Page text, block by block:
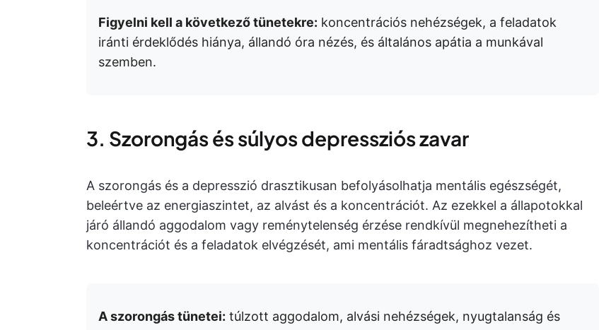
Figyelni kell a következő tünetekre: koncentrációs nehézségek, a feladatok
iránti érdeklődés hiánya, állandó óra nézés, és általános apátia a munkával
szemben.
3. Szorongás és súlyos depressziós zavar
A szorongás és a depresszió drasztikusan befolyásolhatja mentális egészségét,
beleértve az energiaszintet, az alvást és a koncentrációt. Az ezekkel a állapotokkal
járó állandó aggodalom vagy reménytelenség érzése rendkívül megnehezítheti a
koncentrációt és a feladatok elvégzését, ami mentális fáradtsághoz vezet.
A szorongás tünetei: túlzott aggodalom, alvási nehézségek, nyugtalanság és